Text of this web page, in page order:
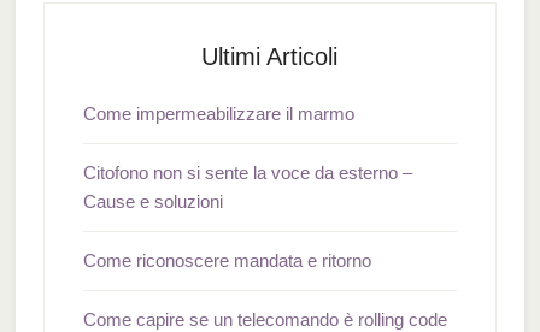
Ultimi Articoli
Come impermeabilizzare il marmo
Citofono non si sente la voce da esterno –
Cause e soluzioni
Come riconoscere mandata e ritorno
Come capire se un telecomando è rolling code